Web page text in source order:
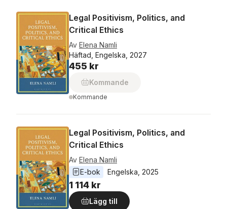
Legal Positivism, Politics, and
Critical Ethics
Av Elena Namli
Häftad, Engelska, 2027
455 kr
Kommande
Kommande
Legal Positivism, Politics, and
Critical Ethics
Av Elena Namli
E-bok
Engelska 2025
1 114 kr
Lägg till